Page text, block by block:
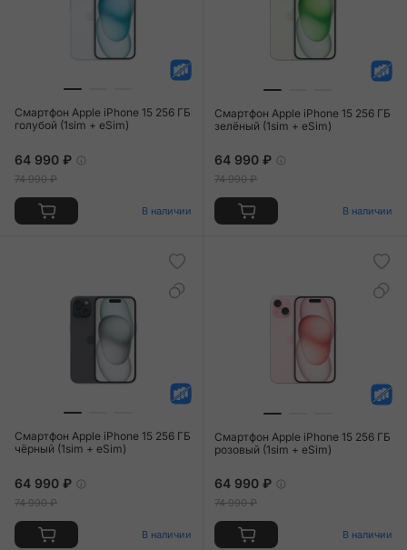
Смартфон Apple iPhone 15 256 ГБ
голубой (1sim + eSim)
64 990 ₽
74 990 ₽
В наличии
Смартфон Apple iPhone 15 256 ГБ
зелёный (1sim + eSim)
64 990 ₽
74 990 ₽
В наличии
Смартфон Apple iPhone 15 256 ГБ
чёрный (1sim + eSim)
64 990 ₽
74 990 ₽
В наличии
Смартфон Apple iPhone 15 256 ГБ
розовый (1sim + eSim)
64 990 ₽
74 990 ₽
В наличии